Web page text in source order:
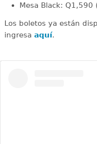
Mesa Black:
Los boletos ya están
ingresa aquí.